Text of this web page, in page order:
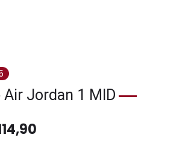
Jordan 1 MID